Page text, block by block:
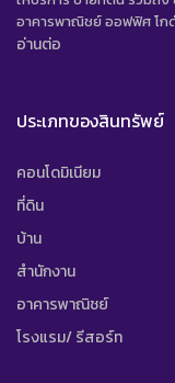
อาคารพาณิชย์ ออฟฟิศ โก
อ่านต่อ
ประเภทของสินทรัพย์
คอนโดมิเนียม
ที่ดิน
บ้าน
สำนักงาน
อาคารพาณิชย์
โรงแรม/ รีสอร์ท